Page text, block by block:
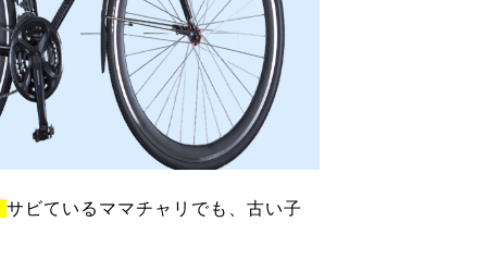
サビているママチャリでも、古い子